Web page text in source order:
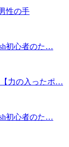
性の手
初心者のた…
力の入ったポ…
初心者のた…